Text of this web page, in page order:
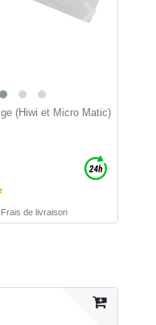
(Hiwi et Micro Matic)
Frais de livraison